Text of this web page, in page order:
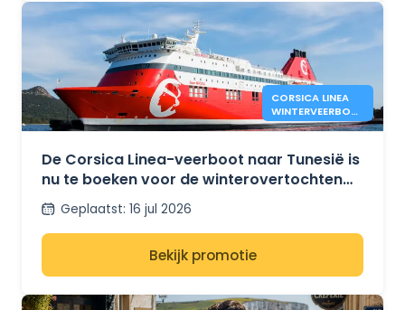
CORSICA LINEA
WINTERVEERBOTE
N TUSSEN
TUNIS
De Corsica Linea-veerboot naar Tunesië is
nu te boeken voor de winterovertochten
tussen Marseille en Tunesië.
Geplaatst: 16 jul 2026
Bekijk promotie